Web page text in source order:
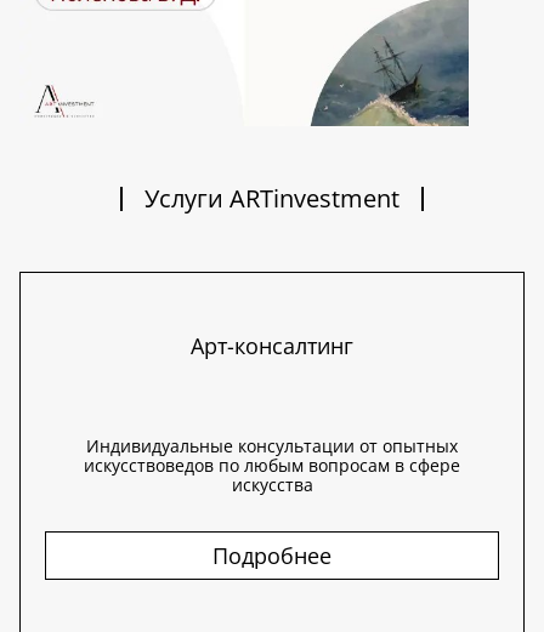
Услуги ARTinvestment
Арт-консалтинг
Индивидуальные консультации от опытных
искусствоведов по любым вопросам в сфере
искусства
Подробнее